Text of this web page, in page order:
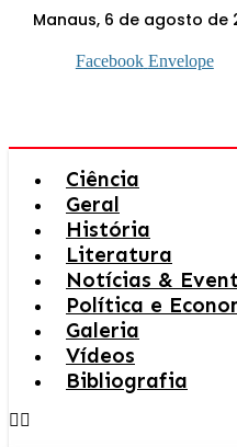
Manaus, 6 de agosto de
Facebook Envelope
Ciência
Geral
História
Literatura
Notícias &
Política e
Galeria
Vídeos
Bibliografia